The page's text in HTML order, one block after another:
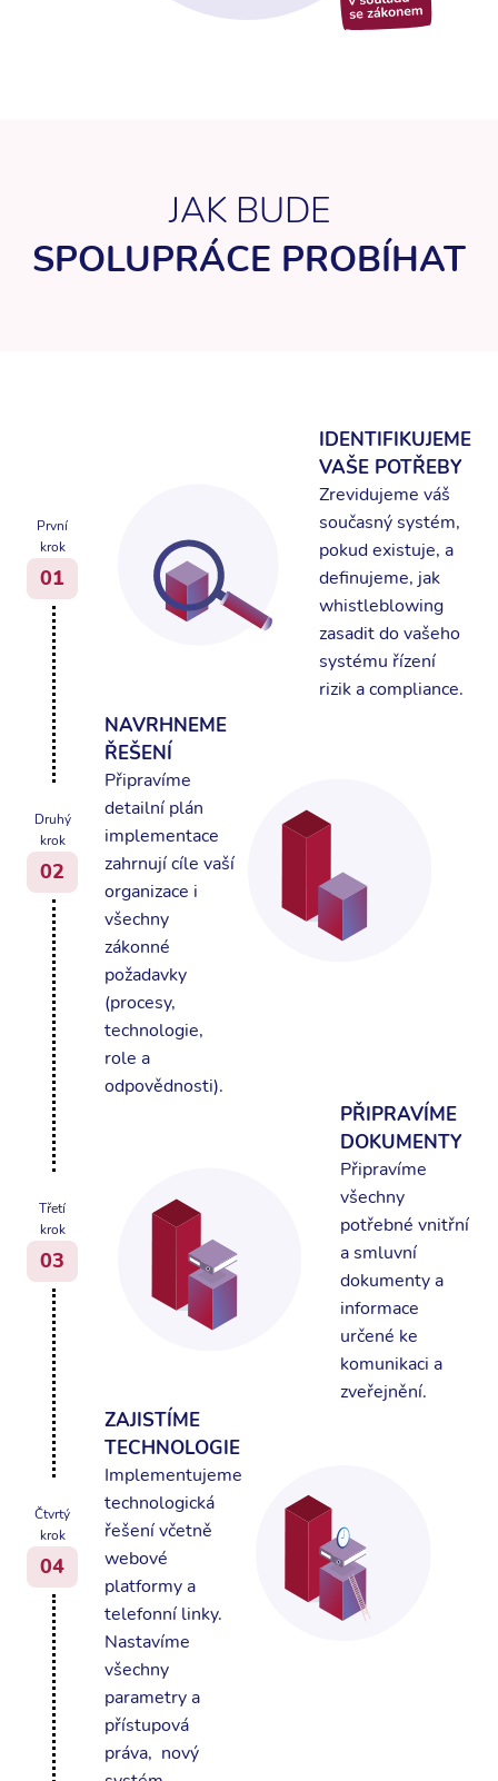
JAK BUDE
SPOLUPRÁCE PROBÍHAT
První
krok
01
IDENTIFIKUJEME
VAŠE POTŘEBY
Zrevidujeme váš
současný systém,
pokud existuje, a
definujeme, jak
whistleblowing
zasadit do vašeho
systému řízení
rizik a compliance.
Druhý
krok
02
NAVRHNEME
ŘEŠENÍ
Připravíme
detailní plán
implementace
zahrnují cíle vaší
organizace i
všechny
zákonné
požadavky
(procesy,
technologie,
role a
odpovědnosti).
Třetí
krok
03
PŘIPRAVÍME
DOKUMENTY
Připravíme
všechny
potřebné vnitřní
a smluvní
dokumenty a
informace
určené ke
komunikaci a
zveřejnění.
Čtvrtý
krok
04
ZAJISTÍME
TECHNOLOGIE
Implementujeme
technologická
řešení včetně
webové
platformy a
telefonní linky.
Nastavíme
všechny
parametry a
přístupová
práva, nový